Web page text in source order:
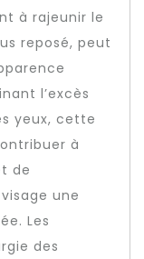
à rajeunir le
reposé, peut
l’excès
yeux, cette
à
de
une
Les
des